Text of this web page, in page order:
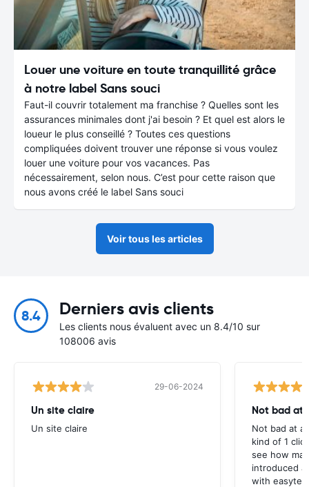
Louer une voiture en toute tranquillité grâce
à notre label Sans souci
Faut-il couvrir totalement ma franchise ? Quelles sont les
assurances minimales dont j'ai besoin ? Et quel est alors le
loueur le plus conseillé ? Toutes ces questions
compliquées doivent trouver une réponse si vous voulez
louer une voiture pour vos vacances. Pas
nécessairement, selon nous. C’est pour cette raison que
nous avons créé le label Sans souci
Voir tous les articles
8.4 Derniers avis clients
Les clients nous évaluent avec un 8.4/10 sur
108006 avis
29-06-2024
Un site claire
Un site claire
Not bad at
Not bad at
kind of 1
see how
introduced
with